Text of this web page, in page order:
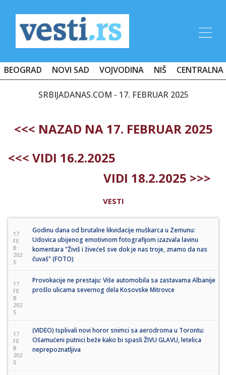
BEOGRAD NOVI SAD VOJVODINA NIŠ CENTRALNA
SRBIJADANAS.COM - 17. FEBRUAR 2025
<<< NAZAD NA 17. FEBRUAR 2025
<<< VIDI 16.2.2025
VIDI 18.2.2025 >>>
VESTI
17
FE
B
202
5
Godinu dana od brutalne likvidacije muškarca u Zemunu:
Udovica ubijenog emotivnom fotografijom izazvala lavinu
komentara "Živiš i živećeš sve dok je nas troje, znamo da nas
čuvaš" (FOTO)
17
FE
B
202
5
Provokacije ne prestaju: Više automobila sa zastavama Albanije
prošlo ulicama severnog dela Kosovske Mitrovce
17
FE
B
202
5
(VIDEO) Isplivali novi horor snimci sa aerodroma u Torontu:
Ošamućeni putnici beže kako bi spasli ŽIVU GLAVU, letelica
neprepoznatljiva